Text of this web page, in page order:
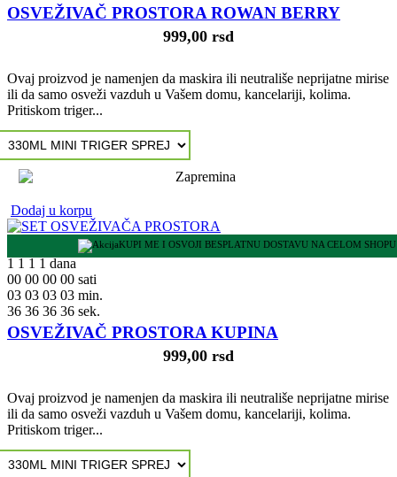
OSVEŽIVAČ PROSTORA ROWAN BERRY
999,00 rsd
Ovaj proizvod je namenjen da maskira ili neutrališe neprijatne mirise
ili da samo osveži vazduh u Vašem domu, kancelariji, kolima.
Pritiskom triger...
Dodaj u korpu
KUPI ME I OSVOJI BESPLATNU DOSTAVU NA CELOM SHOPU
1 1 1 1 dana
00 00 00 00 sati
03 03 03 03 min.
35 35 35 35 sek.
OSVEŽIVAČ PROSTORA KUPINA
999,00 rsd
Ovaj proizvod je namenjen da maskira ili neutrališe neprijatne mirise
ili da samo osveži vazduh u Vašem domu, kancelariji, kolima.
Pritiskom triger...